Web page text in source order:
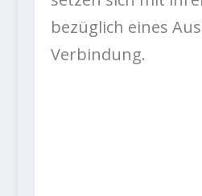
bezüglich eines
Verbindung.